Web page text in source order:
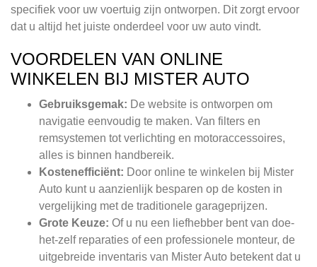
specifiek voor uw voertuig zijn ontworpen. Dit zorgt ervoor
dat u altijd het juiste onderdeel voor uw auto vindt.
VOORDELEN VAN ONLINE
WINKELEN BIJ MISTER AUTO
Gebruiksgemak: De website is ontworpen om
navigatie eenvoudig te maken. Van filters en
remsystemen tot verlichting en motoraccessoires,
alles is binnen handbereik.
Kostenefficiënt: Door online te winkelen bij Mister
Auto kunt u aanzienlijk besparen op de kosten in
vergelijking met de traditionele garageprijzen.
Grote Keuze: Of u nu een liefhebber bent van doe-
het-zelf reparaties of een professionele monteur, de
uitgebreide inventaris van Mister Auto betekent dat u